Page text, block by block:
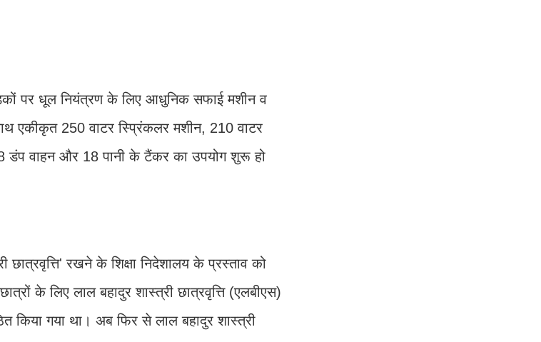
पर धूल नियंत्रण के लिए आधुनिक सफाई मशीन व
एकीकृत 250 वाटर स्प्रिंकलर मशीन, 210 वाटर
डंप वाहन और 18 पानी के टैंकर का उपयोग शुरू हो
छात्रवृत्ति' रखने के शिक्षा निदेशालय के प्रस्ताव को
के लिए लाल बहादुर शास्त्री छात्रवृत्ति (एलबीएस)
किया गया था। अब फिर से लाल बहादुर शास्त्री